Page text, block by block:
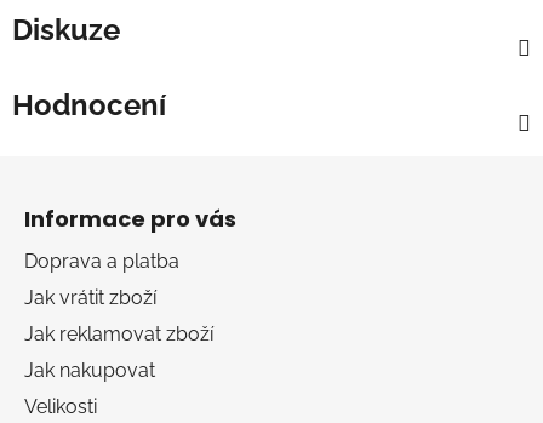
Diskuze
Hodnocení
Informace pro vás
Doprava a platba
Jak vrátit zboží
Jak reklamovat zboží
Jak nakupovat
Velikosti